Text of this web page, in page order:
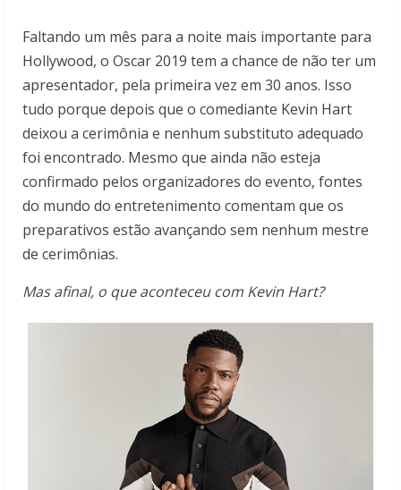
Faltando um mês para a noite mais importante para
Hollywood, o Oscar 2019 tem a chance de não ter um
apresentador, pela primeira vez em 30 anos. Isso
tudo porque depois que o comediante Kevin Hart
deixou a cerimônia e nenhum substituto adequado
foi encontrado. Mesmo que ainda não esteja
confirmado pelos organizadores do evento, fontes
do mundo do entretenimento comentam que os
preparativos estão avançando sem nenhum mestre
de cerimônias.
Mas afinal, o que aconteceu com Kevin Hart?